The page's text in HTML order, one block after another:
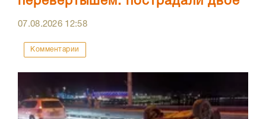
07.08.2026 12:58
Комментарии